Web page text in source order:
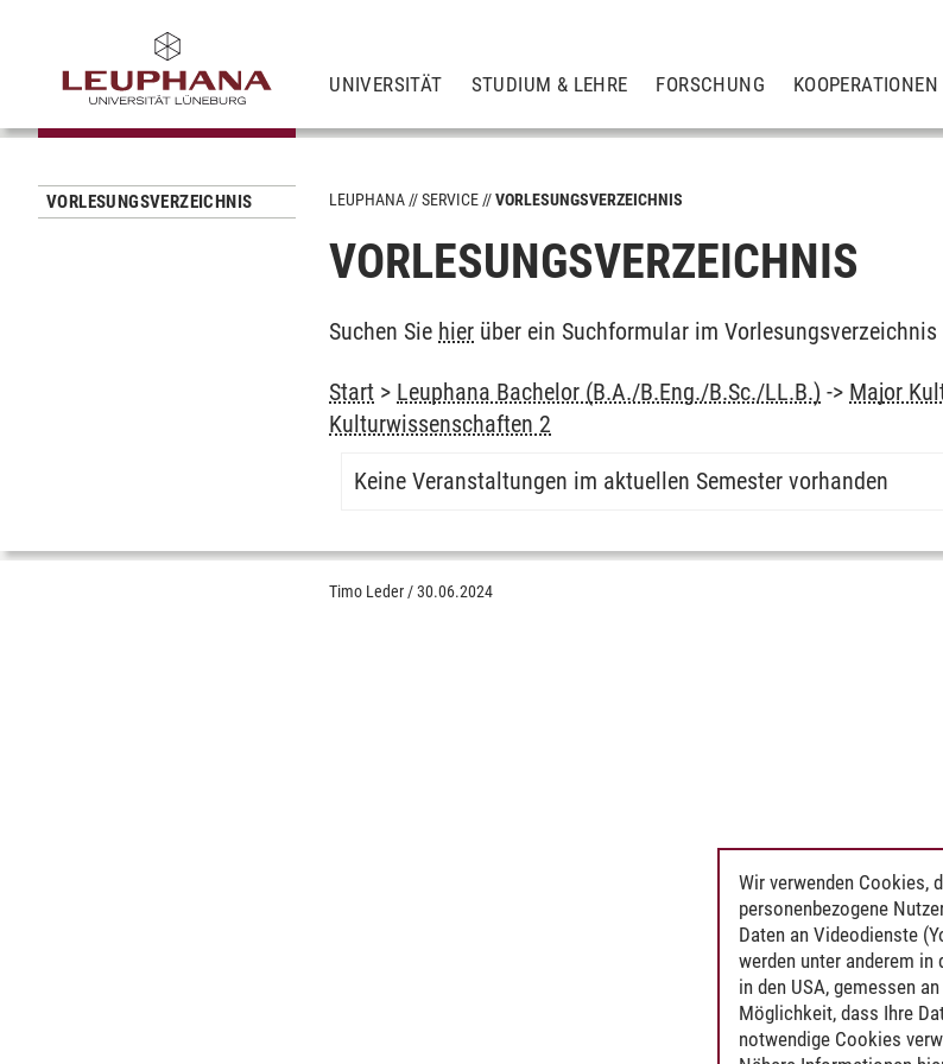
UNIVERSITÄT STUDIUM & LEHRE FORSCHUNG KOOPERATIONEN
VORLESUNGSVERZEICHNIS LEUPHANA SERVICE VORLESUNGSVERZEICHNIS
VORLESUNGSVERZEICHNIS
Suchen Sie hier über ein Suchformular im Vorlesungsverzeichnis
Start > Leuphana Bachelor (B.A./B.Eng./B.Sc./LL.B.) -> Major
Kulturwissenschaften 2
Keine Veranstaltungen im aktuellen Semester vorhanden
Timo Leder /30.06.2024
Wir verwenden Cookies,
personenbezogene
Daten an Videodienste
werden unter anderem
in den USA, gemessen
Möglichkeit, dass Ihre
notwendige Cookies